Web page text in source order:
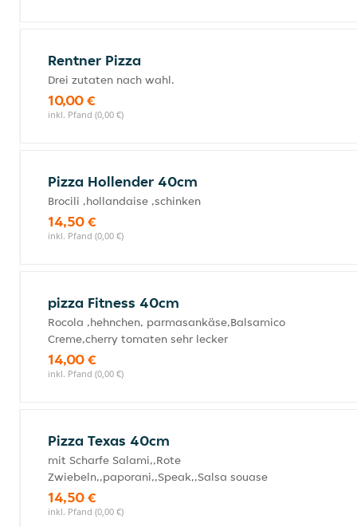
Rentner Pizza
Drei zutaten nach wahl.
10,00 €
inkl. Pfand (0,00 €)
Pizza Hollender 40cm
Brocili ,hollandaise ,schinken
14,50 €
inkl. Pfand (0,00 €)
pizza Fitness 40cm
Rocola ,hehnchen, parmasankäse,Balsamico
Creme,cherry tomaten sehr lecker
14,00 €
inkl. Pfand (0,00 €)
Pizza Texas 40cm
mit Scharfe Salami,,Rote
Zwiebeln,,paporani,,Speak,,Salsa souase
14,50 €
inkl. Pfand (0,00 €)